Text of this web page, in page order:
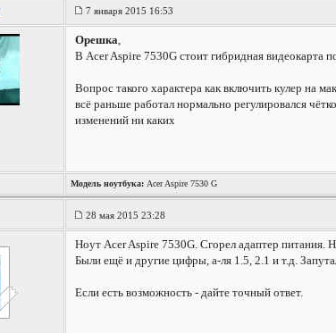
7 января 2015 16:53
Орешка,
В Acer Aspire 7530G стоит гибридная видеокарта
Вопрос такого характера как включить кулер на
всё раньше работал нормально регулировался
изменений ни каких
Модель ноутбука:Acer Aspire 7530 G
28 мая 2015 23:28
Ноут Acer Aspire 7530G. Сгорел адаптер
Были ещё и другие цифры, а-ля 1.5, 2.1 и т.д.
Если есть возможность - дайте точный ответ.